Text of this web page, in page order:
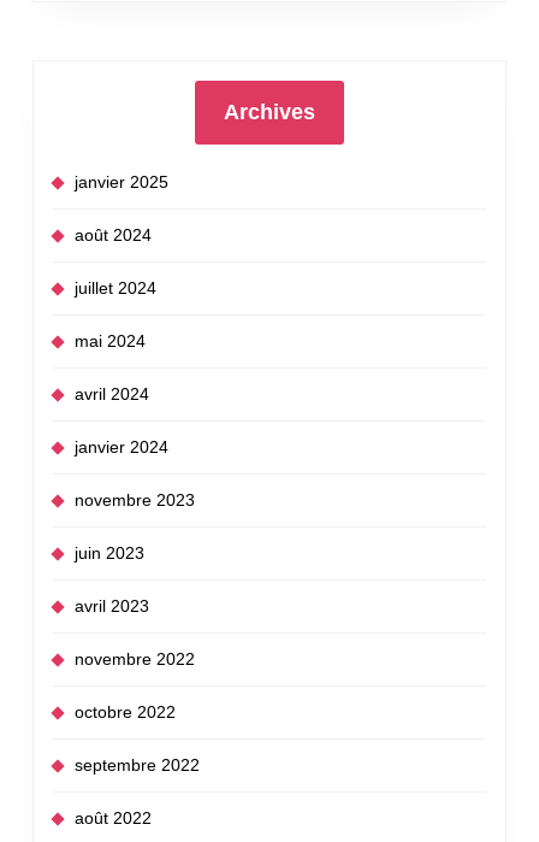
Archives
janvier 2025
août 2024
juillet 2024
mai 2024
avril 2024
janvier 2024
novembre 2023
juin 2023
avril 2023
novembre 2022
octobre 2022
septembre 2022
août 2022